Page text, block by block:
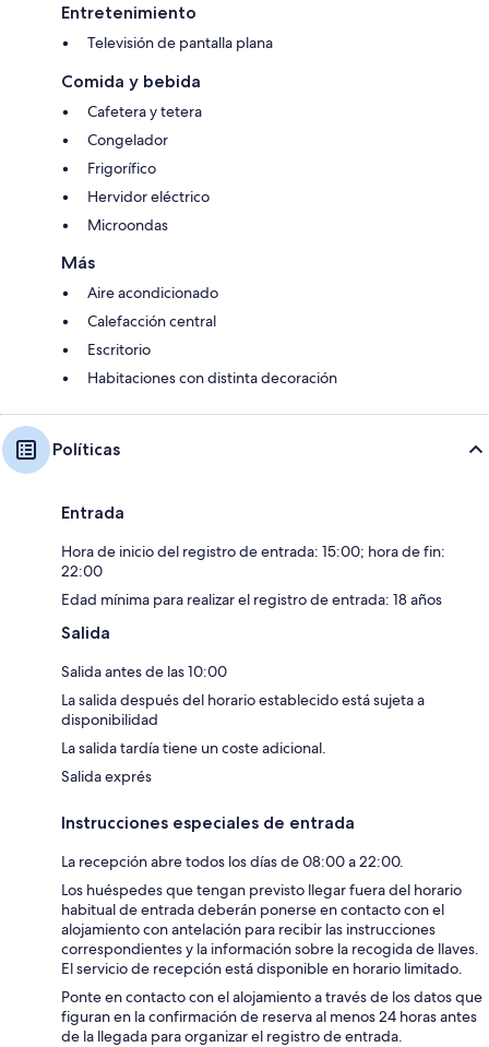
Entretenimiento
Televisión de pantalla plana
Comida y bebida
Cafetera y tetera
Congelador
Frigorífico
Hervidor eléctrico
Microondas
Más
Aire acondicionado
Calefacción central
Escritorio
Habitaciones con distinta decoración
Políticas
Entrada
Hora de inicio del registro de entrada: 15:00; hora de fin:
22:00
Edad mínima para realizar el registro de entrada: 18 años
Salida
Salida antes de las 10:00
La salida después del horario establecido está sujeta a
disponibilidad
La salida tardía tiene un coste adicional.
Salida exprés
Instrucciones especiales de entrada
La recepción abre todos los días de 08:00 a 22:00.
Los huéspedes que tengan previsto llegar fuera del horario
habitual de entrada deberán ponerse en contacto con el
alojamiento con antelación para recibir las instrucciones
correspondientes y la información sobre la recogida de llaves.
El servicio de recepción está disponible en horario limitado.
Ponte en contacto con el alojamiento a través de los datos que
figuran en la confirmación de reserva al menos 24 horas antes
de la llegada para organizar el registro de entrada.